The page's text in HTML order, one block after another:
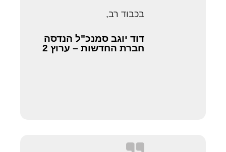
בכבוד רב,
דוד יוגב סמנכ"ל הנדסה
חברת החדשות – ערוץ 2